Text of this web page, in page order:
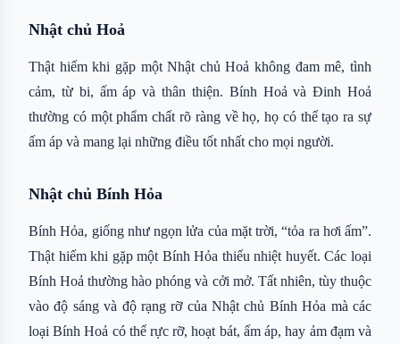
Nhật chủ Hoả
Thật hiếm khi gặp một Nhật chủ Hoả không đam mê, tình
cảm, từ bi, ấm áp và thân thiện. Bính Hoả và Đinh Hoả
thường có một phẩm chất rõ ràng về họ, họ có thể tạo ra sự
ấm áp và mang lại những điều tốt nhất cho mọi người.
Nhật chủ Bính Hỏa
Bính Hỏa, giống như ngọn lửa của mặt trời, “tỏa ra hơi ấm”.
Thật hiếm khi gặp một Bính Hỏa thiếu nhiệt huyết. Các loại
Bính Hoả thường hào phóng và cởi mở. Tất nhiên, tùy thuộc
vào độ sáng và độ rạng rỡ của Nhật chủ Bính Hỏa mà các
loại Bính Hoả có thể rực rỡ, hoạt bát, ấm áp, hay ảm đạm và